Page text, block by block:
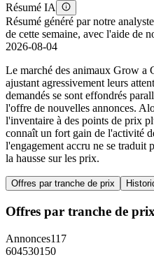
Résumé IA
Résumé généré par notre
de cette semaine, avec l'aide de
2026-08-04
Le marché des animaux Grow a
ajustant agressivement leurs
demandés se sont effondrés
l'offre de nouvelles annonces.
l'inventaire à des points de prix
connaît un fort gain de l'activité
l'engagement accru ne se traduit
la hausse sur les prix.
Offres par tranche de prix
Offres par tranche de prix
Annonces117
604530150